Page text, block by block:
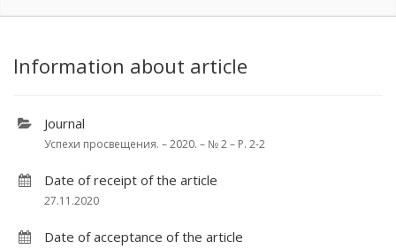
Information about article
Journal
Успехи просвещения. – 2020. – № 2 – P. 2-2
Date of receipt of the article
27.11.2020
Date of acceptance of the article